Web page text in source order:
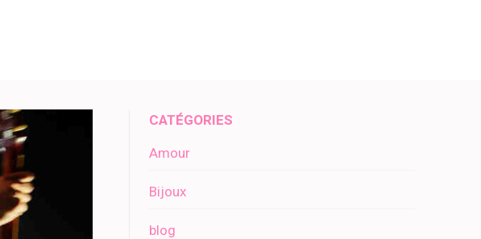
CATÉGORIES
Amour
Bijoux
blog